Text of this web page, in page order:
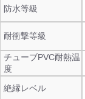
防水等級
耐衝撃等級
チューブPVC耐熱温
度
絶縁レベル